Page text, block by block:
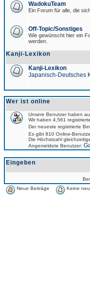
WadokuTeam
Ein Forum für alle, die
Off-Topic/Sonstiges
Wie gewünscht hier ein
werden.
Kanji-Lexikon
Kanji-Lexikon
Japanisch-Deutsches
Wer ist online
Unsere Benutzer haben
Wir haben 4,561
Der neueste registrierte
Es gibt 810 Online-
Die Höchstzahl
Angemeldete Benutzer:
Eingeben
Neue Beiträge
Keine